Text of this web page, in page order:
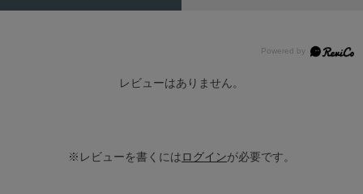
レビューはありません。
※レビューを書くにはログインが必要です。